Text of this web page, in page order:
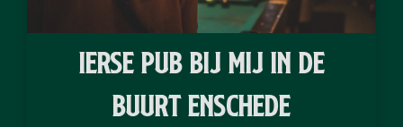
ierse pub bij mij in de
buurt Enschede